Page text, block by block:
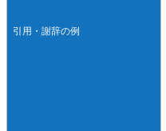
引用・謝辞の例